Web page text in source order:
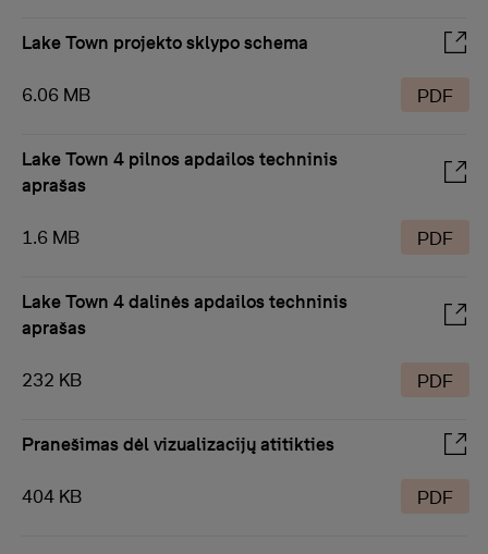
Lake Town projekto sklypo schema
6.06 MB PDF
Lake Town 4 pilnos apdailos techninis
aprašas
1.6 MB PDF
Lake Town 4 dalinės apdailos techninis
aprašas
232 KB PDF
Pranešimas dėl vizualizacijų atitikties
404 KB PDF